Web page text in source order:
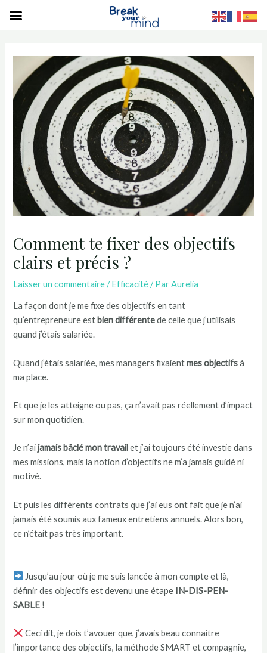
Comment te fixer des objectifs
clairs et précis ?
Laisser un commentaire /Efficacité/ ParAurelia
La façon dont je me fixe des objectifs en tant
qu’entrepreneure est bien différentede celle que j’utilisais
quand j’étais salariée.
Quand j’étais salariée, mes managers fixaientmes objectifsà
ma place.
Et que je les atteigne ou pas, ça n’avait pas réellement d’impact
sur mon quotidien.
Je n’aijamais bâclé mon travailet j’ai toujours été investie dans
mes missions, mais la notion d’objectifs ne m’a jamais guidé ni
motivé.
Et puis les différents contrats que j’ai eus ont fait que je n’ai
jamais été soumis aux fameux entretiens annuels. Alors bon,
ce n’était pas très important.
Jusqu’au jour où je me suis lancée à mon compte et là,
définir des objectifs est devenu une étape IN-DIS-PEN-
SABLE !
Ceci dit, je dois t’avouer que, j’avais beau connaitre
l’importance des objectifs, la méthode SMART et compagnie,